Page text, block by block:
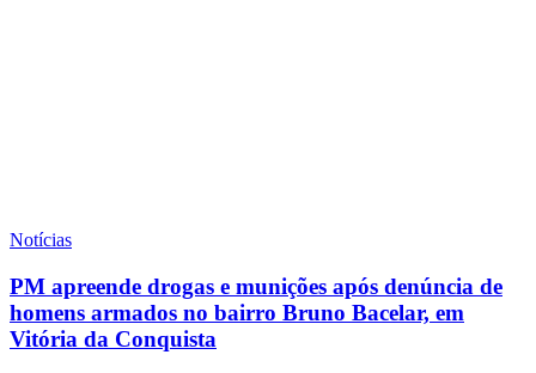
Notícias
PM apreende drogas e munições após denúncia de
homens armados no bairro Bruno Bacelar, em
Vitória da Conquista